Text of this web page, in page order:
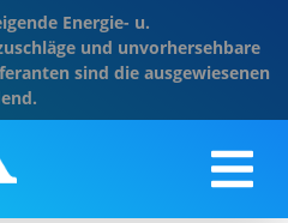
Energie- u.
und unvorhersehbare
sind die ausgewiesenen